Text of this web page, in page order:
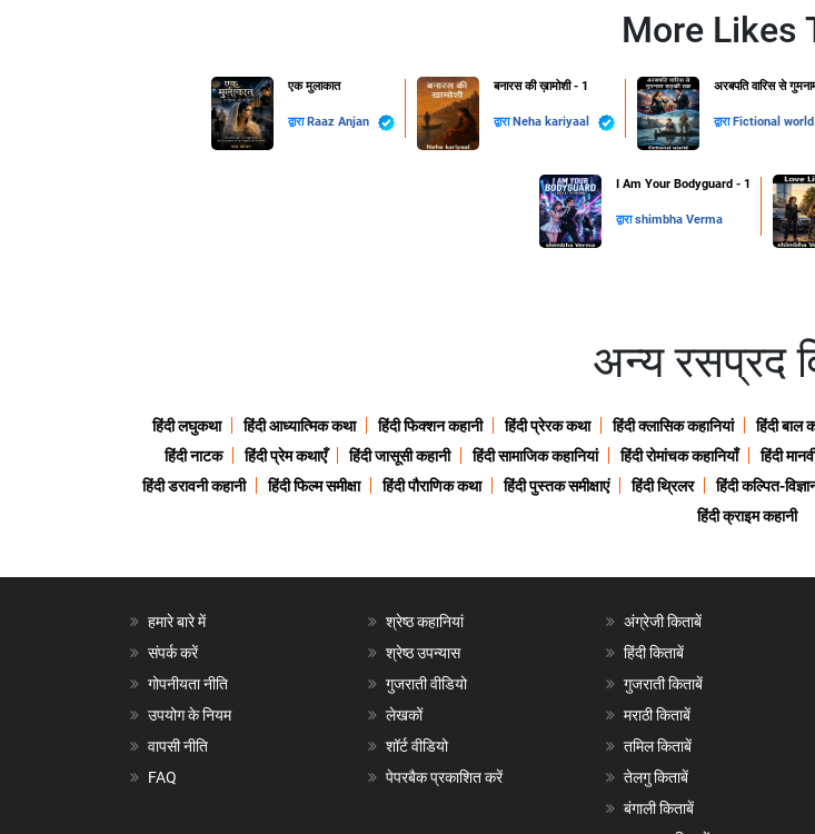
More Likes
एक मुलाकात
द्वारा Raaz Anjan
बनारस की ख़ामोशी - 1
द्वारा Neha kariyaal
अरबपति वारिस से
द्वारा Fictional world
I Am Your Bodyguard - 1
द्वाराshimbha Verma
अन्य रसप्रद
हिंदी लघुकथा हिंदी आध्यात्मिक कथा हिंदी फिक्शन कहानी हिंदी प्रेरक कथा हिंदी क्लासिक कहानियां हिंदी बाल
हिंदी नाटक
हिंदी प्रेम कथाएँ हिंदी जासूसी कहानी हिंदी सामाजिक कहानियां हिंदी रोमांचक कहानियाँ हिंदी
हिंदी डरावनी कहानी
हिंदी फिल्म समीक्षा हिंदी पौराणिक कथा हिंदी पुस्तक समीक्षाएं हिंदी थ्रिलर हिंदी कल्पित-
हिंदी क्राइम कहानी
हमारे बारे में
संपर्क करें
गोपनीयता नीति
उपयोग के नियम
वापसी नीति
FAQ
श्रेष्ठ कहानियां
श्रेष्ठ उपन्यास
गुजराती वीडियो
लेखकों
शॉर्ट वीडियो
पेपरबैक प्रकाशित करें
अंग्रेजी किताबें
हिंदी किताबें
गुजराती किताबें
मराठी किताबें
तमिल किताबें
तेलगु किताबें
बंगाली किताबें